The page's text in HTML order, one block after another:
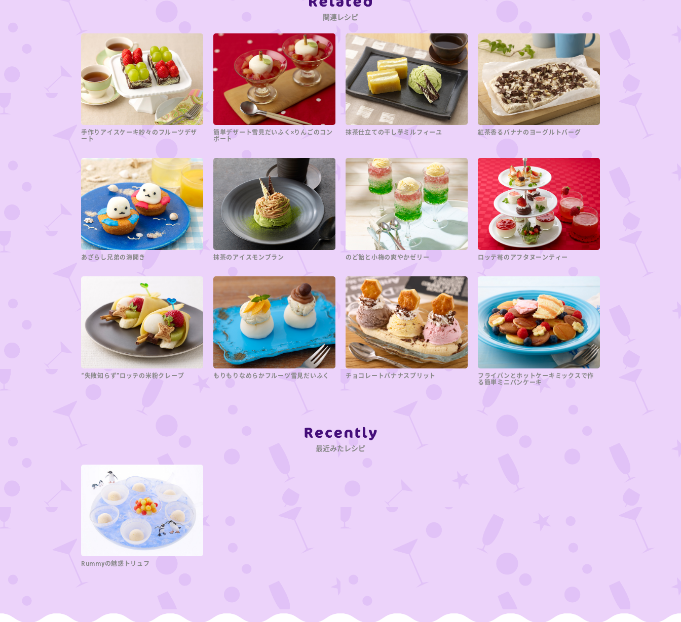
Category
関連レシピ
手作りアイスケーキ紗々のフルーツデザ
ート
簡単デザート雪見だいふく×りんごのコン
ポート
抹茶仕立ての干し芋ミルフィーユ 紅茶香るバナナのヨーグルトバーグ
あざらし兄弟の海開き 抹茶のアイスモンブラン のど飴と小梅の爽やかゼリー ロッテ苺のアフタヌーンティー
“失敗知らず”ロッテの米粉クレープ もりもりなめらかフルーツ雪見だいふく チョコレートバナナスプリット
フライパンとホットケーキミックスで作
る簡単ミニパンケーキ
Category
最近みたレシピ
Rummyの魅惑トリュフ